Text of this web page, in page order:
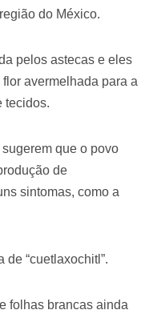
do México.
pelos astecas e eles
avermelhada para a
tecidos.
que o povo
de
sintomas, como a
“cuetlaxochitl”.
folhas brancas ainda